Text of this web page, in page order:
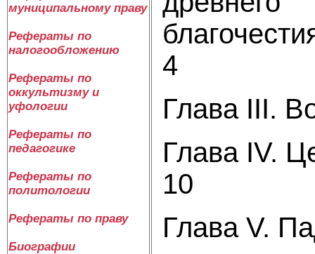
муниципальному праву
Рефераты по
налогообложению
Рефераты по
оккультизму и
уфологии
Рефераты по
педагогике
Рефераты по
политологии
Рефераты по праву
Биографии
4
Глава III.
Глава IV.
10
Глава V.